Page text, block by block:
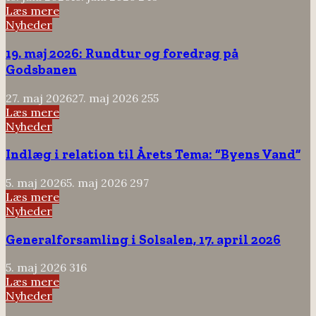
Læs mere
Nyheder
19. maj 2026: Rundtur og foredrag på
Godsbanen
27. maj 202627. maj 2026 255
Læs mere
Nyheder
Indlæg i relation til Årets Tema: “Byens Vand”
5. maj 20265. maj 2026 297
Læs mere
Nyheder
Generalforsamling i Solsalen, 17. april 2026
5. maj 2026 316
Læs mere
Nyheder